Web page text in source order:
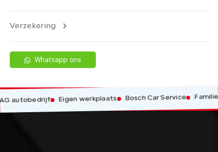
Verzekering
Whatsapp ons
autobedrijf Eigen werkplaats Bosch Car Service